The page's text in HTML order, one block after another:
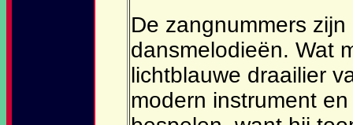
De zangnummers
dansmelodieën. Wat
lichtblauwe draailier
modern instrument